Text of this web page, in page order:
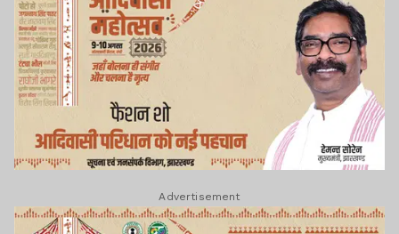
Advertisement